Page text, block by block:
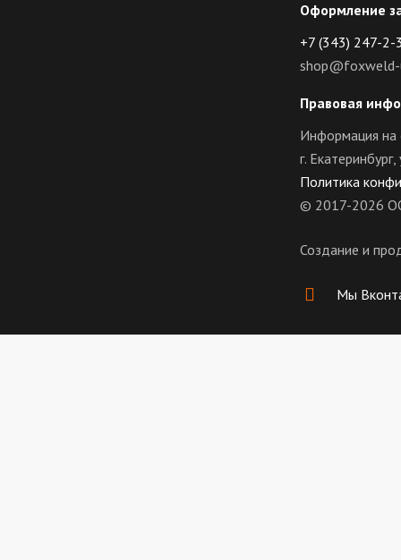
Оформление
+7 (343) 247-2-
Правовая
Информация на
г.
Политика
© 2017-2026
Создание и
Мы